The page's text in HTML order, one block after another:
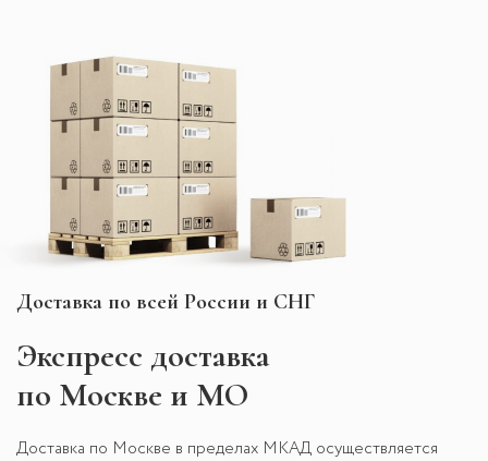
Доставка по всей России и СНГ
Экспресс доставка
по Москве и МО
Доставка по Москве в пределах МКАД осуществляется